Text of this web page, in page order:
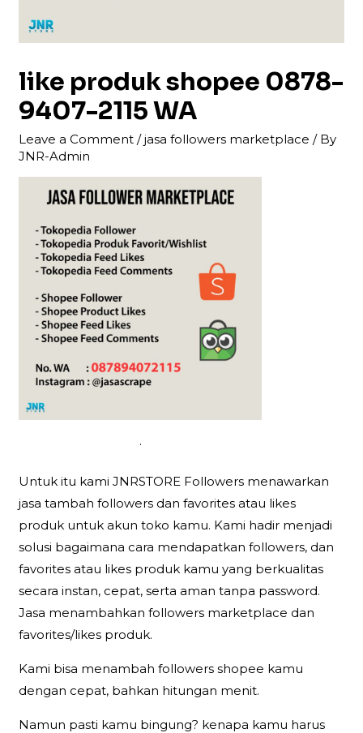
like produk shopee 0878-
9407-2115 WA
Leave a Comment /jasa followers marketplace / By
JNR-Admin
.
Untuk itu kami JNRSTORE Followers menawarkan
jasa tambah followers dan favorites atau likes
produk untuk akun toko kamu. Kami hadir menjadi
solusi bagaimana cara mendapatkan followers, dan
favorites atau likes produk kamu yang berkualitas
secara instan, cepat, serta aman tanpa password.
Jasa menambahkan followers marketplace dan
favorites/likes produk.
Kami bisa menambah followers shopee kamu
dengan cepat, bahkan hitungan menit.
Namun pasti kamu bingung? kenapa kamu harus